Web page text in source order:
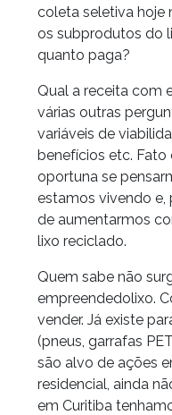
coleta seletiva hoje
os subprodutos do
quanto paga?
Qual a receita com
várias outras
variáveis de
benefícios etc. Fato
oportuna se
estamos vivendo e,
de aumentarmos
lixo reciclado.
Quem sabe não
empreendedolixo.
vender. Já existe
(pneus, garrafas
são alvo de ações
residencial, ainda
em Curitiba